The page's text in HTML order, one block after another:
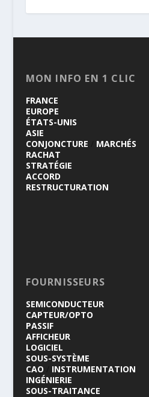
MON INFO EN 1 CLIC
FRANCE
EUROPE
ÉTATS-UNIS
ASIE
CONJONCTURE
MARCHÉS
RACHAT
STRATÉGIE
ACCORD
RESTRUCTURATION
FOURNISSEURS
SEMICONDUCTEUR
CAPTEUR/OPTO
PASSIF
AFFICHEUR
LOGICIEL
SOUS-SYSTÈME
CAO
INSTRUMENTATION
INGÉNIERIE
SOUS-TRAITANCE